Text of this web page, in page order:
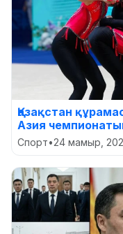
Қазақстан
Азия
Спорт•24 мамыр,